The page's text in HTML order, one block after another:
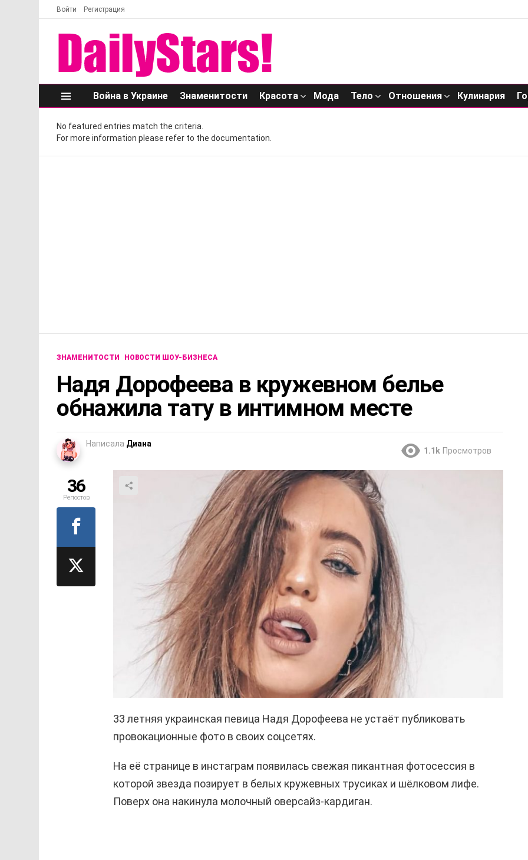
Войти Регистрация
Меню
Война в Украине Знаменитости Красота Мода Тело Отношения Кулинария
No featured entries match the criteria.
For more information please refer to the documentation.
ЗНАМЕНИТОСТИ НОВОСТИ ШОУ-БИЗНЕСА
Надя Дорофеева в кружевном белье
обнажила тату в интимном месте
Написала Диана
1.1k Просмотров
33 летняя украинская певица Надя Дорофеева не устаёт публиковать
провокационные фото в своих соцсетях.
На её странице в инстаграм появилась свежая пикантная фотосессия в
которой звезда позирует в белых кружевных трусиках и шёлковом лифе.
Поверх она накинула молочный оверсайз-кардиган.
36
Репостов